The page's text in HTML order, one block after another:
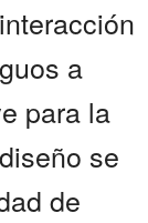
a
para la
se
de